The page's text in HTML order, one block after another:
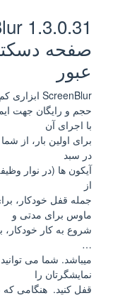
صفحه
عبور
ScreenBlur ابزاری کم
حجم و رایگان جهت
با اجرای آن
برای اولین بار، از
در سبد
آیکون ها (در نوار
از
جمله قفل خودکار،
ماوس برای مدتی و
شروع به کار خودکار،
…
میباشد. شما می
نمایشگرتان را
قفل کنید. هنگامی